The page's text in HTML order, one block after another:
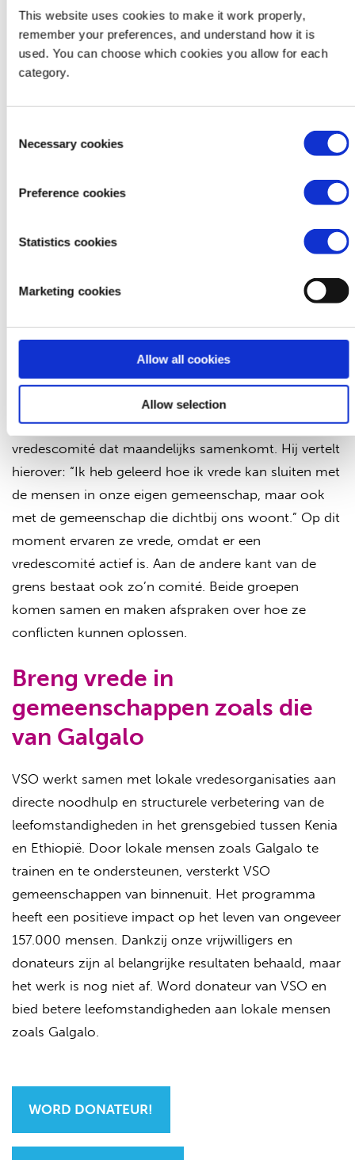
This website uses cookies to make it work properly,
remember your preferences, and understand how it is
used. You can choose which cookies you allow for each
category.
Selection
Necessary cookies
Preference cookies
Statistics cookies
Marketing cookies
Allow all cookies
Allow selection
Galgalo (rechts) met hooi dat is gemaaid tijdens de
weideoogst. Hij is door VSO-vrijwilligers getraind in
Vredescomités en duurzame
landbouw helpen
gemeenschappen
Dankzij VSO is Galgalo lid geworden van een
vredescomité dat maandelijks samenkomt. Hij vertelt
hierover: “Ik heb geleerd hoe ik vrede kan sluiten met
de mensen in onze eigen gemeenschap, maar ook
met de gemeenschap die dichtbij ons woont.” Op dit
moment ervaren ze vrede, omdat er een
vredescomité actief is. Aan de andere kant van de
grens bestaat ook zo’n comité. Beide groepen
komen samen en maken afspraken over hoe ze
conflicten kunnen oplossen.
Breng vrede in
gemeenschappen zoals die
van Galgalo
VSO werkt samen met lokale vredesorganisaties aan
directe noodhulp en structurele verbetering van de
leefomstandigheden in het grensgebied tussen Kenia
en Ethiopië. Door lokale mensen zoals Galgalo te
trainen en te ondersteunen, versterkt VSO
gemeenschappen van binnenuit. Het programma
heeft een positieve impact op het leven van ongeveer
157.000 mensen. Dankzij onze vrijwilligers en
donateurs zijn al belangrijke resultaten behaald, maar
het werk is nog niet af. Word donateur van VSO en
bied betere leefomstandigheden aan lokale mensen
zoals Galgalo.
WORD DONATEUR!